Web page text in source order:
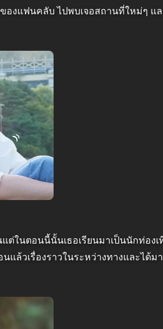
องแฟนคลับ ไปพบเจอสถานที่ใหม่ๆ แ
ต่ในตอนนี้นั้นเธอเรียนมาเป็นนักท่องเ
ล้วเรื่องราวในระหว่างทางและได้มา